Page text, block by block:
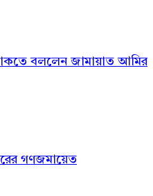
বললেন জামায়াত আমির
গণজমায়েত